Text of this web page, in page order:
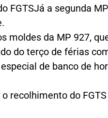
FGTSJá a segunda
moldes da MP 927,
do terço de férias
de banco de
recolhimento do